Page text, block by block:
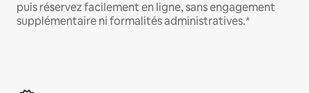
puis réservez facilement en ligne, sans engagement
supplémentaire ni formalités administratives.*